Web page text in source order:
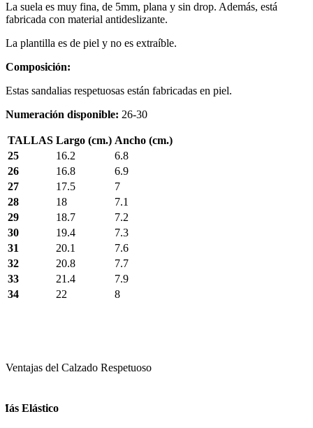
La suela es muy fina, de 5mm, plana y sin drop. Además, está
fabricada con material antideslizante.
La plantilla es de piel y no es extraíble.
Composición:
Estas sandalias respetuosas están fabricadas en piel.
Numeración disponible: 26-30
TALLAS Largo (cm.) Ancho (cm.)
25
16.2
6.8
26
16.8
6.9
27
17.5
7
28
18
7.1
29
18.7
7.2
30
19.4
7.3
31
20.1
7.6
32
20.8
7.7
33
21.4
7.9
34
22 8
Ventajas del Calzado Respetuoso
Elástico